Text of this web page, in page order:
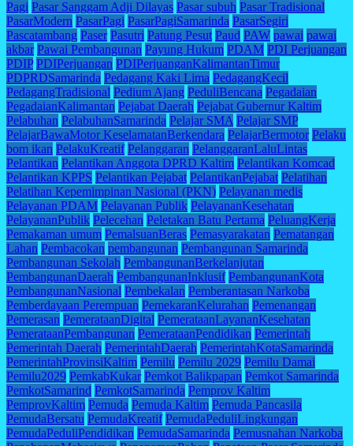
Pagi Pasar Sanggam Adji Dilayas Pasar subuh Pasar Tradisional
PasarModern PasarPagi PasarPagiSamarinda PasarSegiri
Pascatambang Paser Pasutri Patung Pesut Paud PAW pawai pawai
akbar Pawai Pembangunan Payung Hukum PDAM PDI Perjuangan
PDIP PDIPerjuangan PDIPerjuanganKalimantanTimur
PDPRDSamarinda Pedagang Kaki Lima PedagangKecil
PedagangTradisional Pedium Ajang PeduliBencana Pegadaian
PegadaianKalimantan Pejabat Daerah Pejabat Gubernur Kaltim
Pelabuhan PelabuhanSamarinda Pelajar SMA Pelajar SMP
PelajarBawaMotor KeselamatanBerkendara PelajarBermotor Pelaku
bom ikan PelakuKreatif Pelanggaran PelanggaranLaluLintas
Pelantikan Pelantikan Anggota DPRD Kaltim Pelantikan Komcad
Pelantikan KPPS Pelantikan Pejabat PelantikanPejabat Pelatihan
Pelatihan Kepemimpinan Nasional (PKN) Pelayanan medis
Pelayanan PDAM Pelayanan Publik PelayananKesehatan
PelayananPublik Pelecehan Peletakan Batu Pertama PeluangKerja
Pemakaman umum PemalsuanBeras Pemasyarakatan Pematangan
Lahan Pembacokan pembangunan Pembangunan Samarinda
Pembangunan Sekolah PembangunanBerkelanjutan
PembangunanDaerah PembangunanInklusif PembangunanKota
PembangunanNasional Pembekalan Pemberantasan Narkoba
Pemberdayaan Perempuan PemekaranKelurahan Pemenangan
Pemerasan PemerataanDigital PemerataanLayananKesehatan
PemerataanPembangunan PemerataanPendidikan Pemerintah
Pemerintah Daerah PemerintahDaerah PemerintahKotaSamarinda
PemerintahProvinsiKaltim Pemilu Pemilu 2029 Pemilu Damai
Pemilu2029 PemkabKukar Pemkot Balikpapan Pemkot Samarinda
PemkotSamarind PemkotSamarinda Pemprov Kaltim
PemprovKaltim Pemuda Pemuda Kaltim Pemuda Pancasila
PemudaBersatu PemudaKreatif PemudaPeduliLingkungan
PemudaPeduliPendidikan PemudaSamarinda Pemusnahan Narkoba